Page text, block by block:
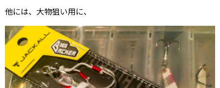
他には、大物狙い用に、